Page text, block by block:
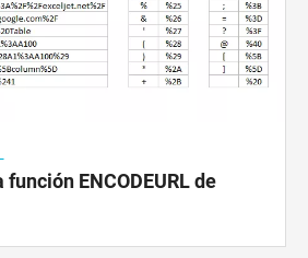
ENCODEURL de